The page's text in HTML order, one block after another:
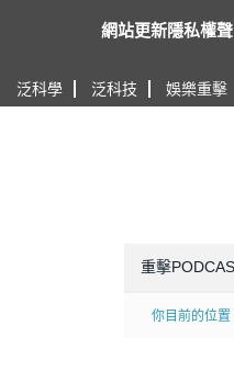
泛科學 泛科技 娛樂重擊
重擊
你目前的位置
網站更新隱私權聲